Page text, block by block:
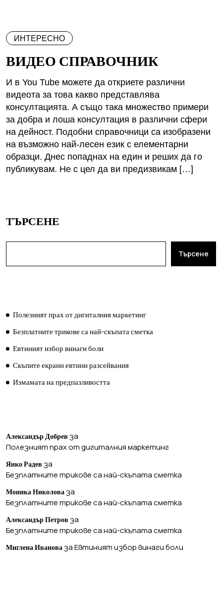
ИНТЕРЕСНО
ВИДЕО СПРАВОЧНИК
И в You Tube можете да откриете различни
видеота за това какво представлява
консултацията. А също така множество примери
за добра и лоша консултация в различни сфери
на дейност. Подобни справочници са изобразени
на възможно най-лесен език с елементарни
образци. Днес попаднах на един и реших да го
публикувам. Не с цел да ви предизвикам […]
ТЪРСЕНЕ
Търсене
Полезният прах от дигиталния маркетинг
Безплатните трикове са най-скъпата сметка
Евтиният избор винаги боли
Скъпите екрани евтини разсейвания
Измамата на предпазливостта
Александър Добрев за
Полезният прах от дигиталния маркетинг
Янко Радев за
Безплатните трикове са най-скъпата сметка
Моника Николова за
Безплатните трикове са най-скъпата сметка
Александър Петров за
Безплатните трикове са най-скъпата сметка
Миглена Иванова заЕвтиният избор винаги боли